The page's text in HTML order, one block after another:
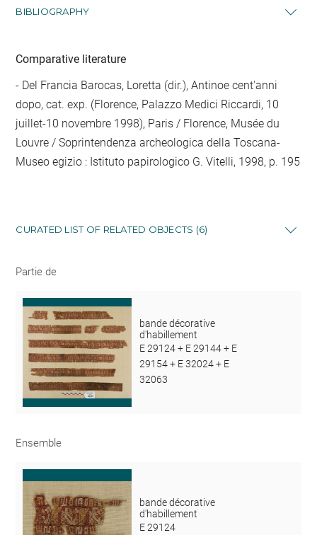
BIBLIOGRAPHY
Comparative literature
- Del Francia Barocas, Loretta (dir.), Antinoe cent'anni
dopo, cat. exp. (Florence, Palazzo Medici Riccardi, 10
juillet-10 novembre 1998), Paris / Florence, Musée du
Louvre / Soprintendenza archeologica della Toscana-
Museo egizio : Istituto papirologico G. Vitelli, 1998, p. 195
CURATED LIST OF RELATED OBJECTS (6)
Partie de
bande décorative
d'habillement
E 29124 + E 29144 + E
29154 + E 32024 + E
32063
Ensemble
bande décorative
d'habillement
E 29124